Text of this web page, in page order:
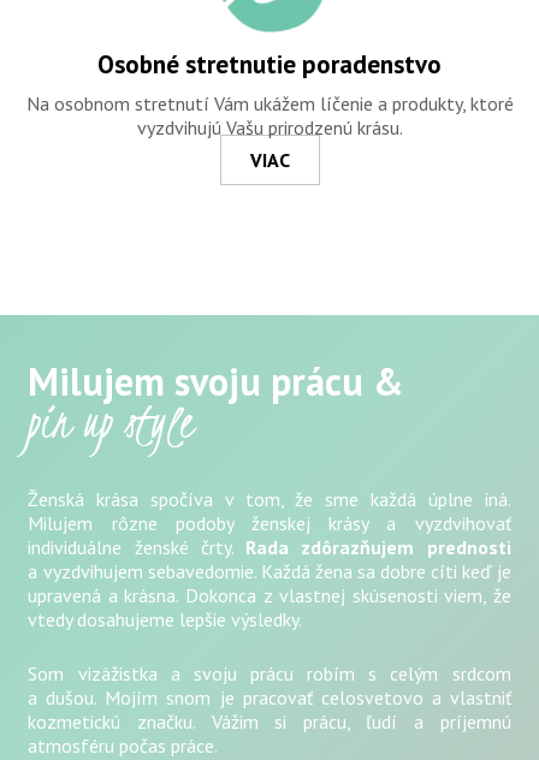
Osobné stretnutie poradenstvo
Na osobnom stretnutí Vám ukážem líčenie a produkty, ktoré
vyzdvihujú Vašu prirodzenú krásu.
VIAC
Milujem svoju prácu &
pin up style
Ženská krása spočíva v tom, že sme každá úplne iná.
Milujem rôzne podoby ženskej krásy a vyzdvihovať
individuálne ženské črty. Rada zdôrazňujem prednosti
a vyzdvihujem sebavedomie. Každá žena sa dobre cíti keď je
upravená a krásna. Dokonca z vlastnej skúsenosti viem, že
vtedy dosahujeme lepšie výsledky.
Som vizážistka a svoju prácu robím s celým srdcom
a dušou. Mojím snom je pracovať celosvetovo a vlastniť
kozmetickú značku. Vážim si prácu, ľudí a príjemnú
atmosféru počas práce.